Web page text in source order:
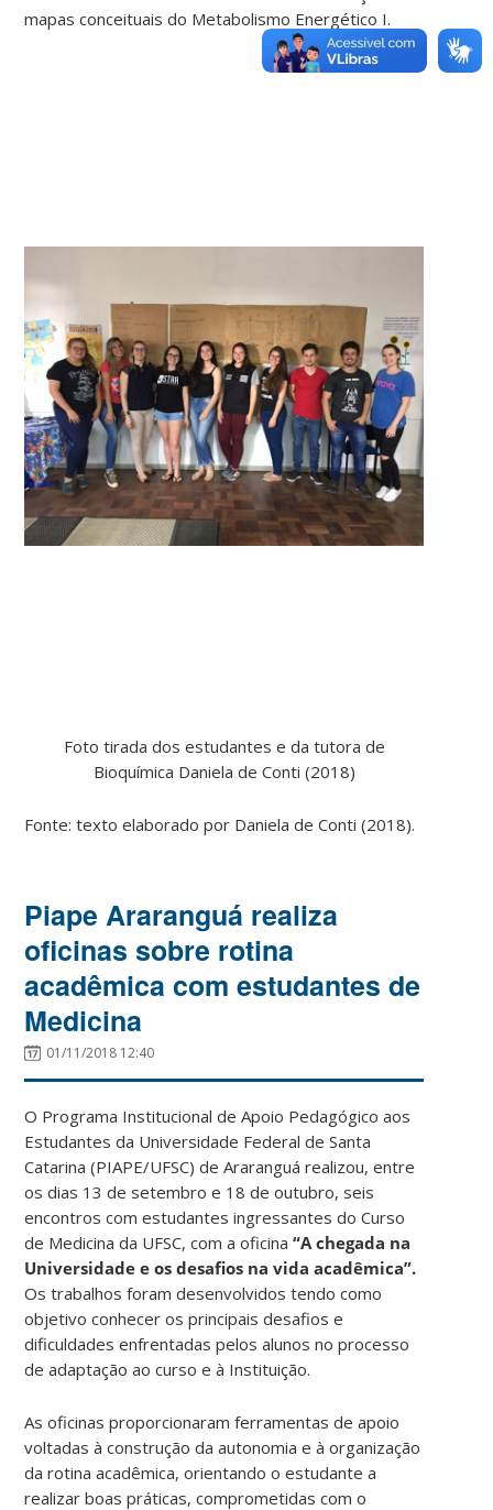
mapas conceituais do Metabolismo Energético I.
Foto tirada dos estudantes e da tutora de
Bioquímica Daniela de Conti (2018)
Fonte: texto elaborado por Daniela de Conti (2018).
Piape Araranguá realiza
oficinas sobre rotina
acadêmica com estudantes de
Medicina
01/11/2018 12:40
O Programa Institucional de Apoio Pedagógico aos
Estudantes da Universidade Federal de Santa
Catarina (PIAPE/UFSC) de Araranguá realizou, entre
os dias 13 de setembro e 18 de outubro, seis
encontros com estudantes ingressantes do Curso
de Medicina da UFSC, com a oficina“A chegada na
Universidade e os desafios na vida acadêmica”.
Os trabalhos foram desenvolvidos tendo como
objetivo conhecer os principais desafios e
dificuldades enfrentadas pelos alunos no processo
de adaptação ao curso e à Instituição.
As oficinas proporcionaram ferramentas de apoio
voltadas à construção da autonomia e à organização
da rotina acadêmica, orientando o estudante a
realizar boas práticas, comprometidas com o